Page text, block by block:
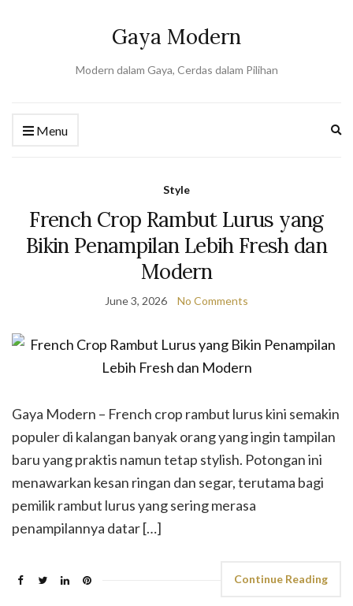
Gaya Modern
Modern dalam Gaya, Cerdas dalam Pilihan
Menu
Style
French Crop Rambut Lurus yang
Bikin Penampilan Lebih Fresh dan
Modern
June 3, 2026 No Comments
Gaya Modern – French crop rambut lurus kini semakin
populer di kalangan banyak orang yang ingin tampilan
baru yang praktis namun tetap stylish. Potongan ini
menawarkan kesan ringan dan segar, terutama bagi
pemilik rambut lurus yang sering merasa
penampilannya datar […]
Continue Reading